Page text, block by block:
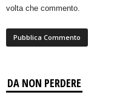
volta che commento.
DA NON PERDERE